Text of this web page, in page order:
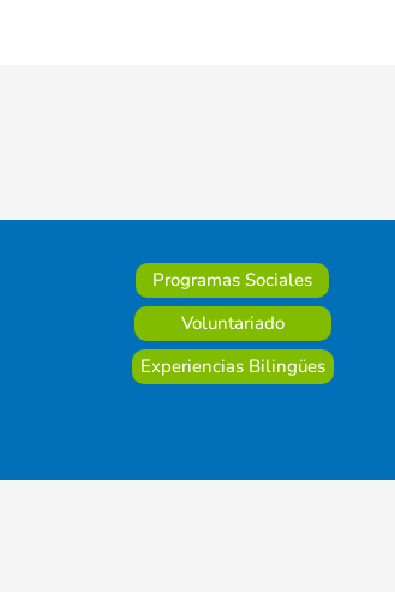
Programas Sociales
Voluntariado
Experiencias Bilingües